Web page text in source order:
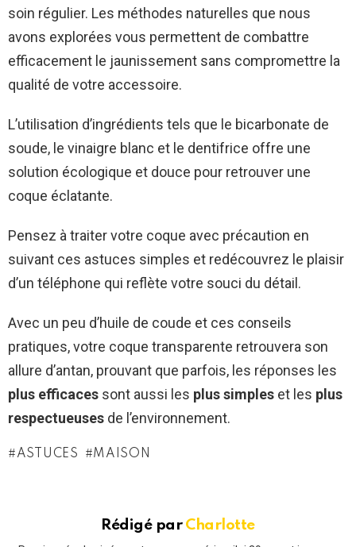
soin régulier. Les méthodes naturelles que nous
avons explorées vous permettent de combattre
efficacement le jaunissement sans compromettre la
qualité de votre accessoire.
L’utilisation d’ingrédients tels que le bicarbonate de
soude, le vinaigre blanc et le dentifrice offre une
solution écologique et douce pour retrouver une
coque éclatante.
Pensez à traiter votre coque avec précaution en
suivant ces astuces simples et redécouvrez le plaisir
d’un téléphone qui reflète votre souci du détail.
Avec un peu d’huile de coude et ces conseils
pratiques, votre coque transparente retrouvera son
allure d’antan, prouvant que parfois, les réponses les
plus efficaces sont aussi les plus simples et les plus
respectueuses de l’environnement.
ASTUCES MAISON
Rédigé par Charlotte